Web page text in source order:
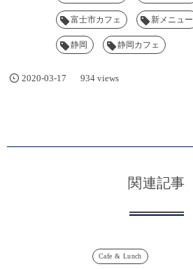
富士市カフェ 新メニュー
静岡 静岡カフェ
2020-03-17 934 views
関連記事
Cafe & Lunch